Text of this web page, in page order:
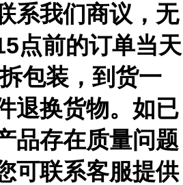
系我们商议，无
点前的订单当天
包装，到货一
退换货物。如已
品存在质量问题
可联系客服提供